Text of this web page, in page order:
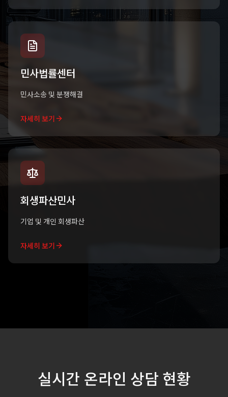
민사법률센터
민사소송 및 분쟁해결
자세히 보기
회생파산민사
기업 및 개인 회생파산
자세히 보기
실시간 온라인 상담 현황